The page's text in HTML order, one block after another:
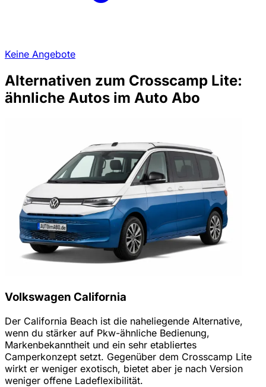
Keine Angebote
Alternativen zum Crosscamp Lite:
ähnliche Autos im Auto Abo
Volkswagen California
Der California Beach ist die naheliegende Alternative,
wenn du stärker auf Pkw-ähnliche Bedienung,
Markenbekanntheit und ein sehr etabliertes
Camperkonzept setzt. Gegenüber dem Crosscamp Lite
wirkt er weniger exotisch, bietet aber je nach Version
weniger offene Ladeflexibilität.